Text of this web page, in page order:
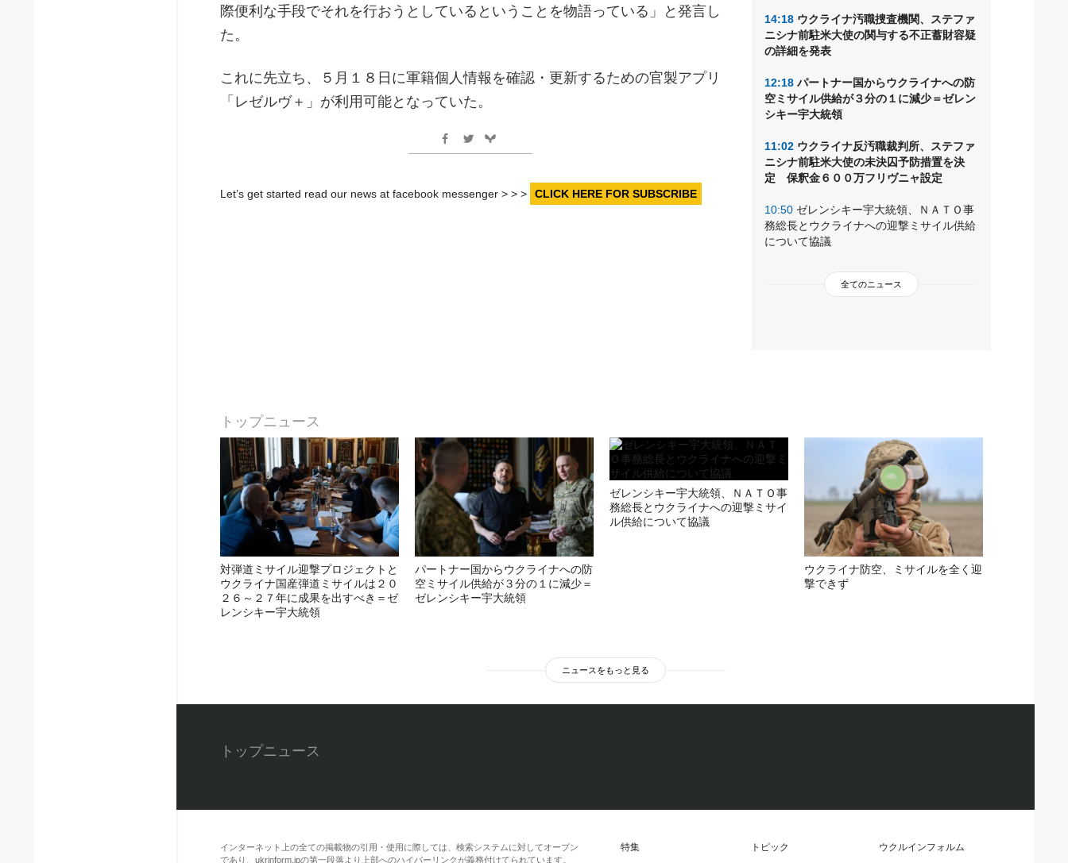
14:18 ウクライナ汚職捜査機関、ステファ
ニシナ前駐米大使の関与する不正蓄財容疑
の詳細を発表
12:18 パートナー国からウクライナへの防
空ミサイル供給が３分の１に減少＝ゼレン
シキー宇大統領
11:02 ウクライナ反汚職裁判所、ステファ
ニシナ前駐米大使の未決囚予防措置を決
定 保釈金６００万フリヴニャ設定
10:50 ゼレンシキー宇大統領、ＮＡＴＯ事
務総長とウクライナへの迎撃ミサイル供給
について協議
全てのニュース
際便利な手段でそれを行おうとしているということを物語っている」と発言し
た。
これに先立ち、５月１８日に軍籍個人情報を確認・更新するための官製アプリ
「レゼルヴ＋」が利用可能となっていた。
Let’s get started read our news at facebook messenger > > > CLICK HERE FOR SUBSCRIBE
トップニュース
対弾道ミサイル迎撃プロジェクトと
ウクライナ国産弾道ミサイルは２０
２６～２７年に成果を出すべき＝ゼ
レンシキー宇大統領
パートナー国からウクライナへの防
空ミサイル供給が３分の１に減少＝
ゼレンシキー宇大統領
ゼレンシキー宇大統領、ＮＡＴＯ事
務総長とウクライナへの迎撃ミサイ
ル供給について協議
ウクライナ防空、ミサイルを全く迎
撃できず
ニュースをもっと見る
トップニュース
トピック ウクルインフォルム
特集
インターネット上の全ての掲載物の引用・使用に際しては、検索システムに対してオープン
であり、ukrinform.jpの第一段落より上部へのハイパーリンクが義務付けてられています。